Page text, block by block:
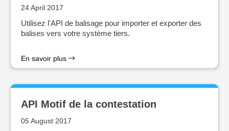
24 April 2017
Utilisez l'API de balisage pour importer et exporter des
balises vers votre système tiers.
En savoir plus
API Motif de la contestation
05 August 2017